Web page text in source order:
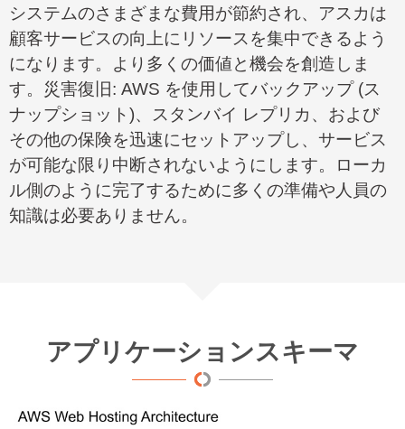
システムのさまざまな費用が節約され、アスカは
顧客サービスの向上にリソースを集中できるよう
になります。より多くの価値と機会を創造しま
す。災害復旧: AWS を使用してバックアップ(ス
ナップショット)、スタンバイ レプリカ、および
その他の保険を迅速にセットアップし、サービス
が可能な限り中断されないようにします。ローカ
ル側のように完了するために多くの準備や人員の
知識は必要ありません。
アプリケーションスキーマ